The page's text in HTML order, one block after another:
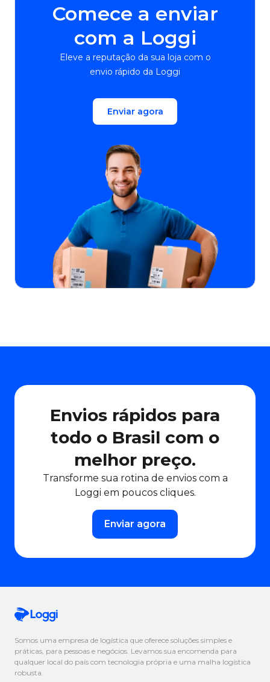
Comece a enviar
com a Loggi
Eleve a reputação da sua loja com o
envio rápido da Loggi
Enviar agora
Envios rápidos para
todo o Brasil com o
melhor preço.
Transforme sua rotina de envios com a
Loggi em poucos cliques.
Enviar agora
Somos uma empresa de logística que oferece soluções simples e
práticas, para pessoas e negócios. Levamos sua encomenda para
qualquer local do país com tecnologia própria e uma malha logística
robusta.